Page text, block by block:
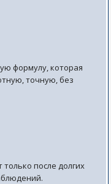
формулу, которая
точную, без
после долгих